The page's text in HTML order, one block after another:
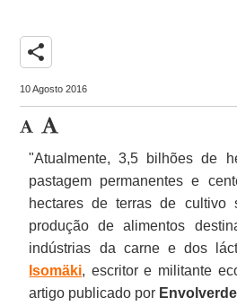
share
10 Agosto 2016
"Atualmente, 3,5 bilhões de
pastagem permanentes e
hectares de terras de cultivo
produção de alimentos
indústrias da carne e dos
Isomäki, escritor e militante
artigo publicado por Envolverde